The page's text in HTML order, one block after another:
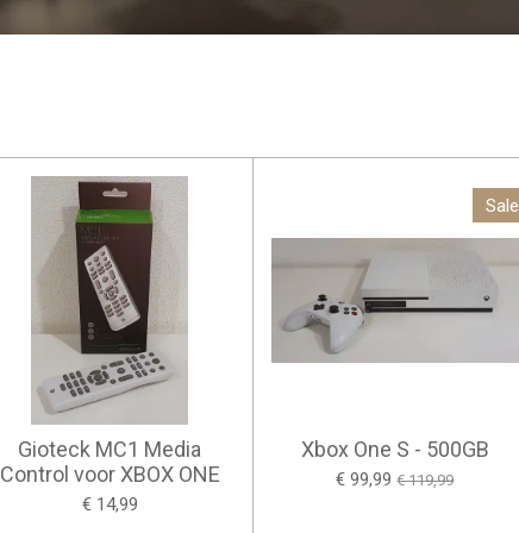
Gioteck MC1 Media
Control voor XBOX ONE
€ 14,99
Xbox One S - 500GB
€ 99,99 € 119,99